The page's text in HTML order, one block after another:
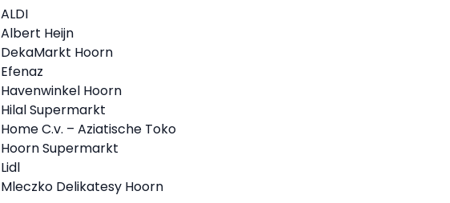
ALDI
Albert Heijn
DekaMarkt Hoorn
Efenaz
Havenwinkel Hoorn
Hilal Supermarkt
Home C.v. – Aziatische Toko
Hoorn Supermarkt
Lidl
Mleczko Delikatesy Hoorn